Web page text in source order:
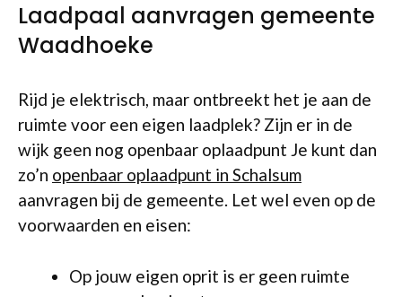
Laadpaal aanvragen gemeente
Waadhoeke
Rijd je elektrisch, maar ontbreekt het je aan de
ruimte voor een eigen laadplek? Zijn er in de
wijk geen nog openbaar oplaadpunt Je kunt dan
zo’n openbaar oplaadpunt in Schalsum
aanvragen bij de gemeente. Let wel even op de
voorwaarden en eisen:
Op jouw eigen oprit is er geen ruimte